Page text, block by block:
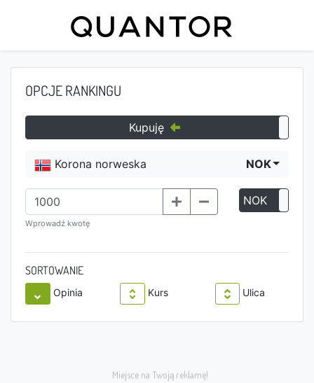
OPCJE RANKINGU
Kupuję
Korona norweska NOK
Wprowadź kwotę
NOK
SORTOWANIE
Opinia Kurs Ulica